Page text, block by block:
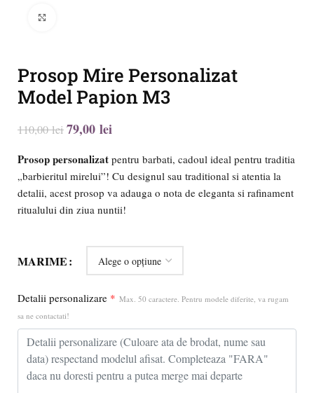
Prosop Mire Personalizat
Model Papion M3
110,00lei79,00 lei
Prosop personalizat pentru barbati, cadoul ideal pentru traditia
„barbieritul mirelui”! Cu designul sau traditional si atentia la
detalii, acest prosop va adauga o nota de eleganta si rafinament
ritualului din ziua nuntii!
MARIME
Detalii personalizare * Max. 50 caractere. Pentru modele diferite, va rugam
sa ne contactati!